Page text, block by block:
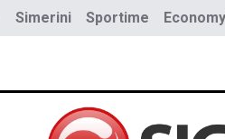
Simerini Sportime